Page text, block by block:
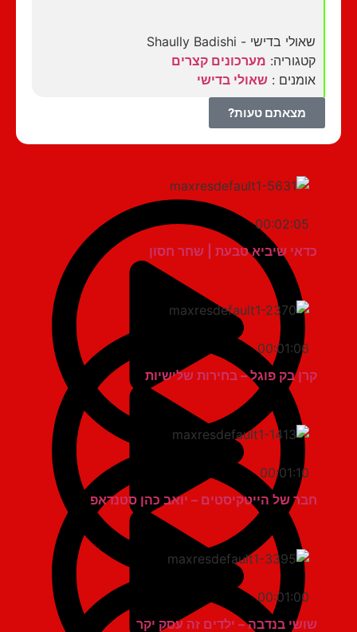
שאולי בדישי - Shaully Badishi
קטגוריה:מערכונים קצרים
אומנים :שאולי בדישי
מצאתם טעות?
00:02:05
כדאי שיביא טבעת | שחר חסון
00:01:06
קרן בק פוגל – בחירות שלישיות
00:01:10
חבר של הייטקיסטים – יואב כהן סטנדאפ
00:01:00
שושי בנדבה – ילדים זה עסק יקר